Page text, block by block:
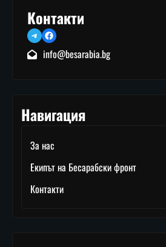
Контакти
TelegramFacebook
info@besarabia.bg
Навигация
За нас
Екипът на Бесарабски фронт
Контакти